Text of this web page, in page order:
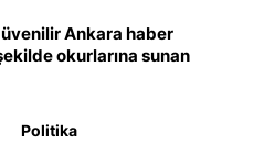
Ankara haber
okurlarına sunan
Politika